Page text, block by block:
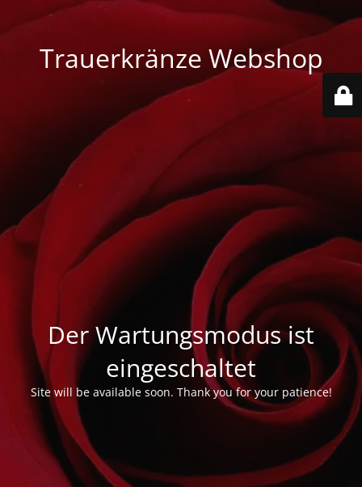
Trauerkränze Webshop
Der Wartungsmodus ist
eingeschaltet
Site will be available soon. Thank you for your patience!